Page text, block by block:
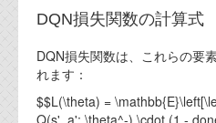
お問い合わせフォーム
DQN損失関数の計算式
DQN損失関数は、これらの要
れます：
$$L(\theta) =
Q(s', a'; \theta^-) \cdot (1 -